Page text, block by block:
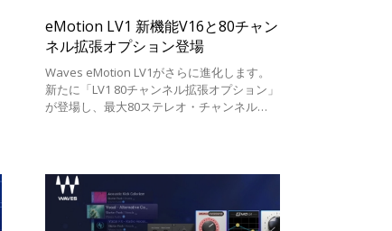
eMotion LV1 新機能V16と80チャン
ネル拡張オプション登場
Waves eMotion LV1がさらに進化します。
新たに「LV1 80チャンネル拡張オプション」
が登場し、最大80ステレオ・チャンネル